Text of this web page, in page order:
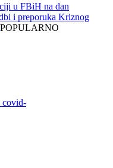
u FBiH na dan
i preporuka Kriznog
POPULARNO